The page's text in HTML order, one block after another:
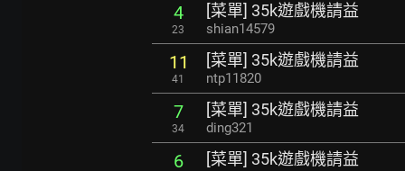
4
23
[菜單] 35k遊戲機請益
shian14579
11
41
[菜單] 35k遊戲機請益
ntp11820
7
34
[菜單] 35k遊戲機請益
ding321
6 [菜單] 35k遊戲機請益